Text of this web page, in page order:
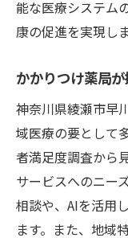
未来志
地域医
薬局が
住民と
持続可能
地域のニ
神奈川県綾
す地域医療
地域医
能な医療システム
康の促進を実現しま
かかりつけ薬局
神奈川県綾瀬市早
域医療の要として
者満足度調査から
サービスへのニー
相談や、AIを活用
ます。また、地域